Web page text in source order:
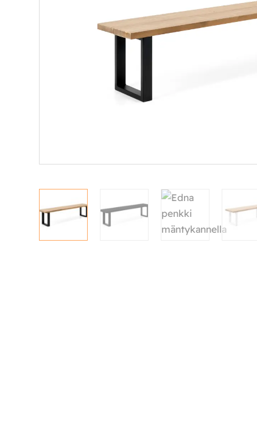
Pöydät ja tuolit
Työpöydät ja työtuolit
Ulkokalusteet
Valaisimet